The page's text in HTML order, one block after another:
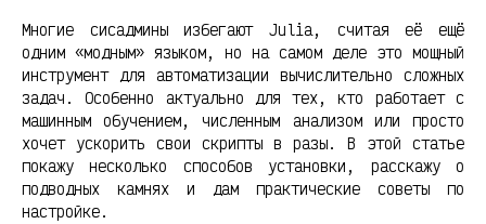
Многие сисадмины избегают Julia, считая её ещё
одним «модным» языком, но на самом деле это мощный
инструмент для автоматизации вычислительно сложных
задач. Особенно актуально для тех, кто работает с
машинным обучением, численным анализом или просто
хочет ускорить свои скрипты в разы. В этой статье
покажу несколько способов установки, расскажу о
подводных камнях и дам практические советы по
настройке.